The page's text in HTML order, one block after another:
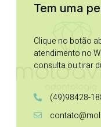
Tem uma
Clique no botão
atendimento no
consulta ou tirar
(49)98428-